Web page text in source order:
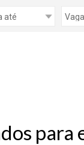
para